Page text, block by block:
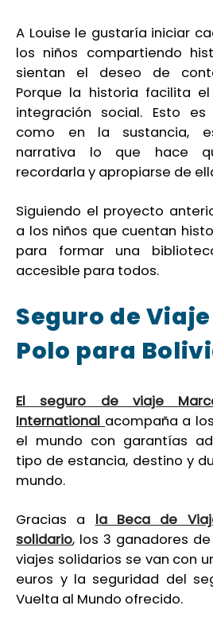
A Louise le gustaría iniciar
los niños compartiendo
sientan el deseo de
Porque la historia facilita
integración social. Esto
como en la sustancia,
narrativa lo que hace
recordarla y apropiarse de
Siguiendo el proyecto
a los niños que cuentan
para formar una
accesible para todos.
Seguro de
Polo para
El seguro de viaje
International acompaña a
el mundo con garantías
tipo de estancia, destino y
mundo.
Gracias a la Beca de
solidario, los 3 ganadores
viajes solidarios se van con
euros y la seguridad del
Vuelta al Mundo ofrecido.